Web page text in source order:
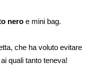
nero e mini bag.
che ha voluto evitare
quali tanto teneva!